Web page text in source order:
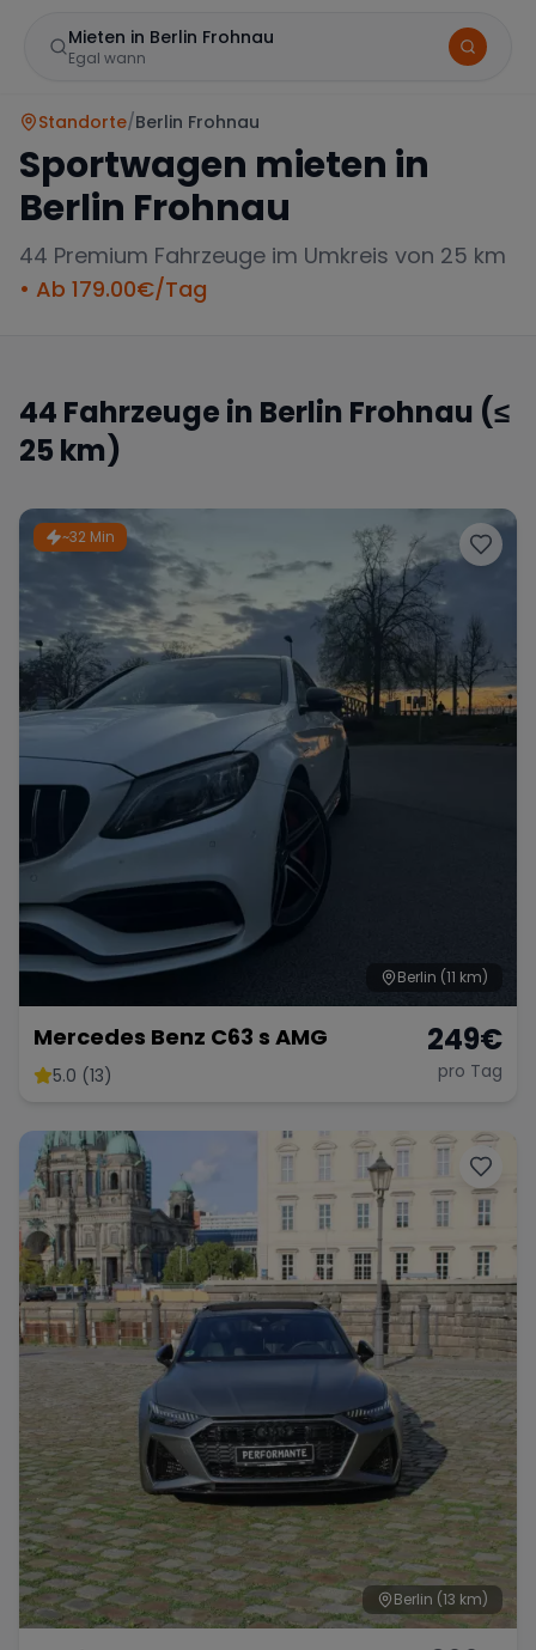
Mieten in Berlin Frohnau
Egal wann
Mercedes
Lamborghini Ferrari
McLaren Jaguar
Tesla Chevrolet
Bentley Rolls Royce
Bugatti Lotus Maserati
Range Rover
Wann
Zeitraum wählen
Standorte/Berlin Frohnau
Sportwagen mieten in
Berlin Frohnau
44 Premium Fahrzeuge im Umkreis von 25 km
• Ab 179.00€/Tag
44 Fahrzeuge in Berlin Frohnau (≤
25 km)
~32 Min
Berlin (11 km)
Mercedes Benz C63 s AMG
5.0 (13)
249€
pro Tag
Berlin (13 km)